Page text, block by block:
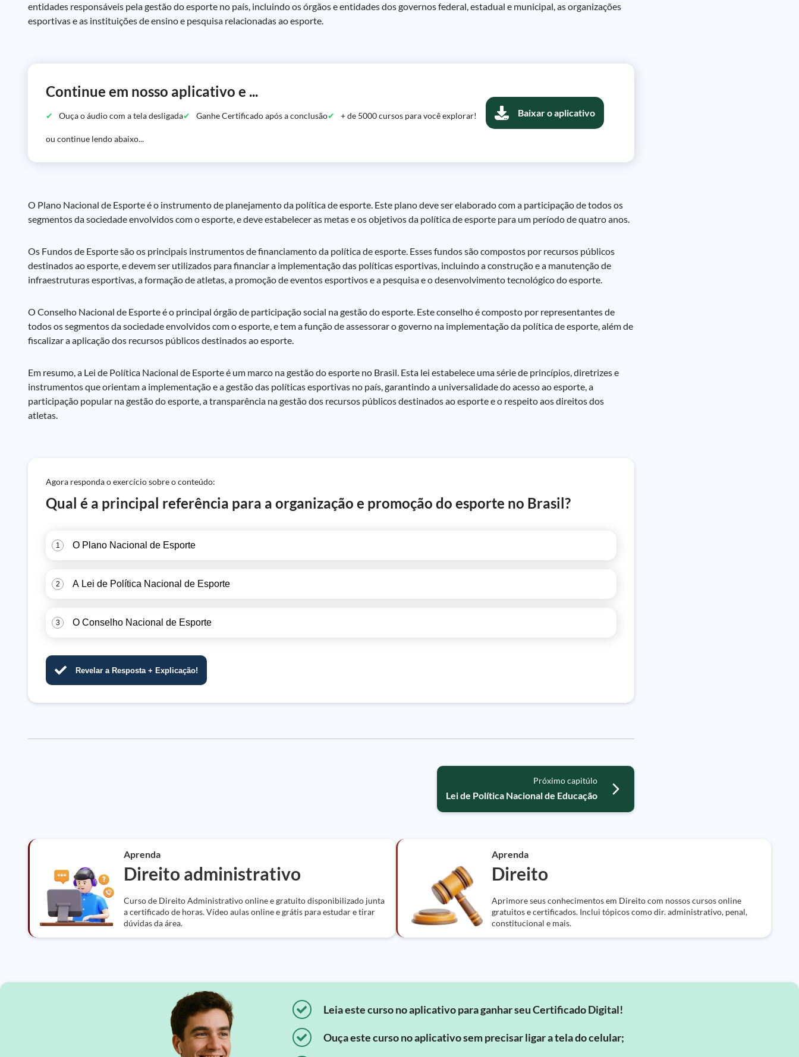
entidades responsáveis pela gestão do esporte no país, incluindo os órgãos e entidades dos governos federal, estadual e municipal, as organizações
esportivas e as instituições de ensino e pesquisa relacionadas ao esporte.
Continue em nosso aplicativo e ...
Ouça o áudio com a tela desligada Ganhe Certificado após a conclusão + de 5000 cursos para você explorar!
ou continue lendo abaixo...
Baixar o aplicativo
O Plano Nacional de Esporte é o instrumento de planejamento da política de esporte. Este plano deve ser elaborado com a participação de todos os
segmentos da sociedade envolvidos com o esporte, e deve estabelecer as metas e os objetivos da política de esporte para um período de quatro anos.
Os Fundos de Esporte são os principais instrumentos de financiamento da política de esporte. Esses fundos são compostos por recursos públicos
destinados ao esporte, e devem ser utilizados para financiar a implementação das políticas esportivas, incluindo a construção e a manutenção de
infraestruturas esportivas, a formação de atletas, a promoção de eventos esportivos e a pesquisa e o desenvolvimento tecnológico do esporte.
O Conselho Nacional de Esporte é o principal órgão de participação social na gestão do esporte. Este conselho é composto por representantes de
todos os segmentos da sociedade envolvidos com o esporte, e tem a função de assessorar o governo na implementação da política de esporte, além de
fiscalizar a aplicação dos recursos públicos destinados ao esporte.
Em resumo, a Lei de Política Nacional de Esporte é um marco na gestão do esporte no Brasil. Esta lei estabelece uma série de princípios, diretrizes e
instrumentos que orientam a implementação e a gestão das políticas esportivas no país, garantindo a universalidade do acesso ao esporte, a
participação popular na gestão do esporte, a transparência na gestão dos recursos públicos destinados ao esporte e o respeito aos direitos dos
atletas.
Agora responda o exercício sobre o conteúdo:
Qual é a principal referência para a organização e promoção do esporte no Brasil?
1 O Plano Nacional de Esporte
2 A Lei de Política Nacional de Esporte
3 O Conselho Nacional de Esporte
Revelar a Resposta + Explicação!
Próximo capitúlo
Lei de Política Nacional de Educação
Aprenda
Direito administrativo
Curso de Direito Administrativo online e gratuito disponibilizado junta
a certificado de horas. Vídeo aulas online e grátis para estudar e tirar
dúvidas da área.
Aprenda
Direito
Aprimore seus conhecimentos em Direito com nossos cursos online
gratuitos e certificados. Inclui tópicos como dir. administrativo, penal,
constitucional e mais.
Leia este curso no aplicativo para ganhar seu Certificado Digital!
Ouça este curso no aplicativo sem precisar ligar a tela do celular;